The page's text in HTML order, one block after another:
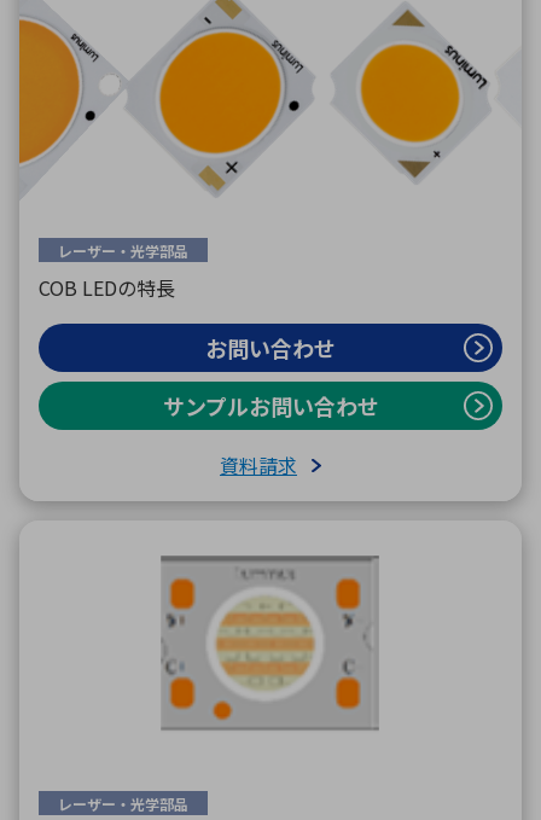
レーザー・光学部品
COB LEDの特長
お問い合わせ
サンプルお問い合わせ
資料請求
レーザー・光学部品